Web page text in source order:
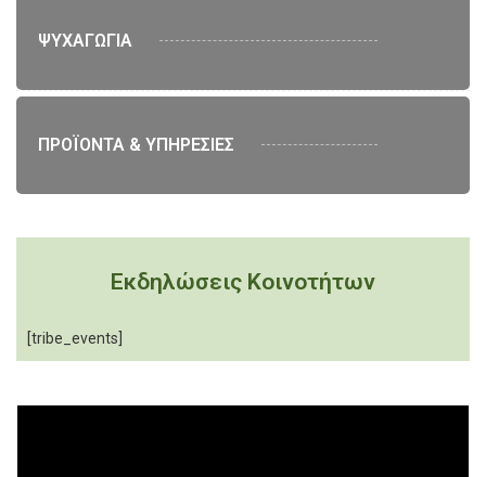
ΨΥΧΑΓΩΓΙΑ
ΠΡΟΪΟΝΤΑ & ΥΠΗΡΕΣΙΕΣ
Εκδηλώσεις Κοινοτήτων
[tribe_events]